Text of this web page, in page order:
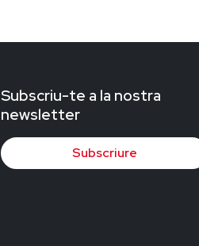
Subscriu-te a la nostra
newsletter
Subscriure